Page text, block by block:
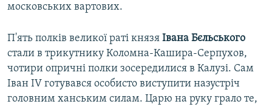
московських вартових.
П'ять полків великої раті князя Івана Бєльського
стали в трикутнику Коломна-Кашира-Серпухов,
чотири опричні полки зосередилися в Калузі. Сам
Іван IV готувався особисто виступити назустріч
головним ханським силам. Царю на руку грало те,